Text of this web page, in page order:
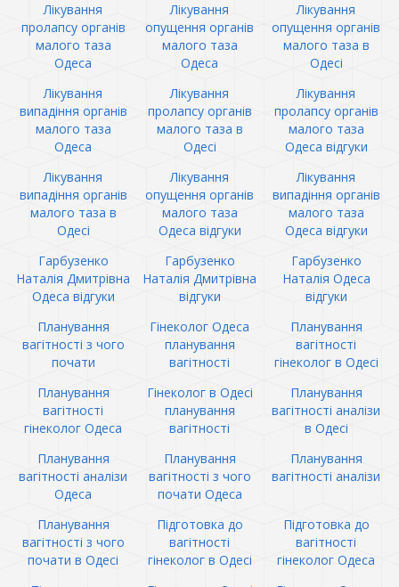
Лікування
пролапсу органів
малого таза
Одеса
Лікування
опущення органів
малого таза
Одеса
Лікування
опущення органів
малого таза в
Одесі
Лікування
випадіння органів
малого таза
Одеса
Лікування
пролапсу органів
малого таза в
Одесі
Лікування
пролапсу органів
малого таза
Одеса відгуки
Лікування
випадіння органів
малого таза в
Одесі
Лікування
опущення органів
малого таза
Одеса відгуки
Лікування
випадіння органів
малого таза
Одеса відгуки
Гарбузенко
Наталія Дмитрівна
Одеса відгуки
Гарбузенко
Наталія Дмитрівна
відгуки
Гарбузенко
Наталія Одеса
відгуки
Планування
вагітності з чого
почати
Гінеколог Одеса
планування
вагітності
Планування
вагітності
гінеколог в Одесі
Планування
вагітності
гінеколог Одеса
Гінеколог в Одесі
планування
вагітності
Планування
вагітності аналізи
в Одесі
Планування
вагітності аналізи
Одеса
Планування
вагітності з чого
почати Одеса
Планування
вагітності аналізи
Планування
вагітності з чого
почати в Одесі
Підготовка до
вагітності
гінеколог в Одесі
Підготовка до
вагітності
гінеколог Одеса